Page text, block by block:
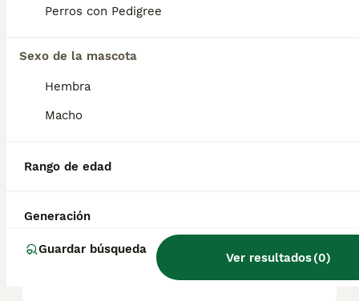
Perros con Pedigree
Sexo de la mascota
Hembra
Macho
Rango de edad
Generación
Guardar búsqueda
Ver resultados(0)
de pelaje áspero llamado Smousje, que
¿Cuánto cuesta un grifón de
Bruselas en España?
¿Es el grifón un buen perro
¿Qué raza de perro es el
grifón belga?